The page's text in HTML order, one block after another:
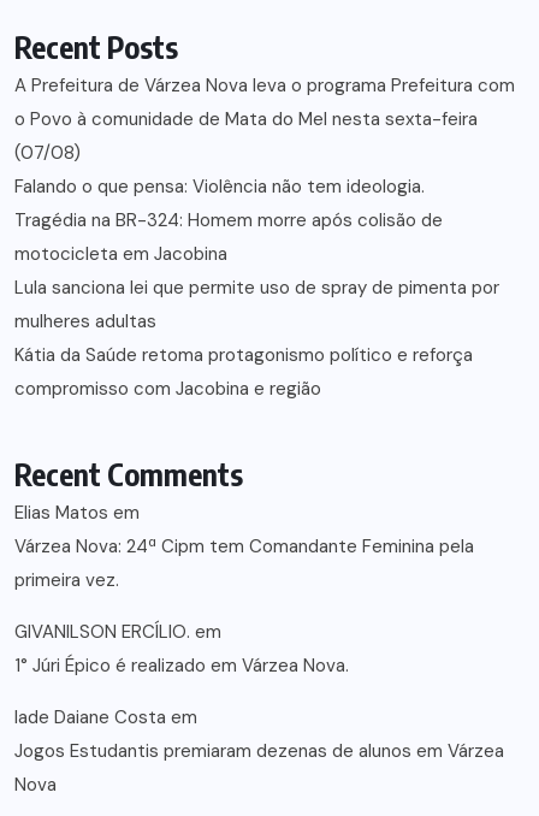
Recent Posts
A Prefeitura de Várzea Nova leva o programa Prefeitura com
o Povo à comunidade de Mata do Mel nesta sexta-feira
(07/08)
Falando o que pensa: Violência não tem ideologia.
Tragédia na BR-324: Homem morre após colisão de
motocicleta em Jacobina
Lula sanciona lei que permite uso de spray de pimenta por
mulheres adultas
Kátia da Saúde retoma protagonismo político e reforça
compromisso com Jacobina e região
Recent Comments
Elias Matos em
Várzea Nova: 24ª Cipm tem Comandante Feminina pela
primeira vez.
GIVANILSON ERCÍLIO. em
1° Júri Épico é realizado em Várzea Nova.
lade Daiane Costa em
Jogos Estudantis premiaram dezenas de alunos em Várzea
Nova